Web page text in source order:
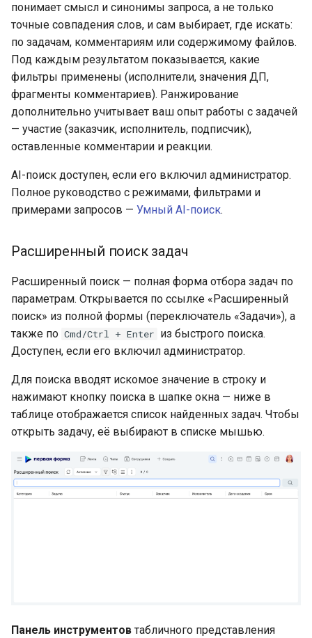
понимает смысл и синонимы запроса, а не только
точные совпадения слов, и сам выбирает, где искать:
по задачам, комментариям или содержимому файлов.
Под каждым результатом показывается, какие
фильтры применены (исполнители, значения ДП,
фрагменты комментариев). Ранжирование
дополнительно учитывает ваш опыт работы с задачей
— участие (заказчик, исполнитель, подписчик),
оставленные комментарии и реакции.
AI-поиск доступен, если его включил администратор.
Полное руководство с режимами, фильтрами и
примерами запросов — Умный AI-поиск.
Расширенный поиск задач
Расширенный поиск — полная форма отбора задач по
параметрам. Открывается по ссылке «Расширенный
поиск» из полной формы (переключатель «Задачи»), а
также по Cmd/Ctrl + Enter из быстрого поиска.
Доступен, если его включил администратор.
Для поиска вводят искомое значение в строку и
нажимают кнопку поиска в шапке окна — ниже в
таблице отображается список найденных задач. Чтобы
открыть задачу, её выбирают в списке мышью.
Панель инструментов табличного представления